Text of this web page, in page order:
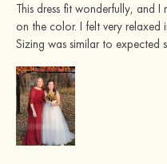
This dress fit wonderfully, and
on the color. I felt very relaxed
Sizing was similar to expected